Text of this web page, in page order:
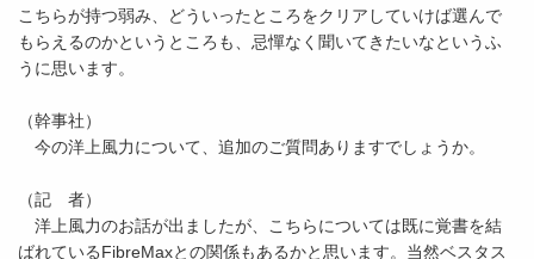
こちらが持つ弱み、どういったところをクリアしていけば選んで
もらえるのかというところも、忌憚なく聞いてきたいなというふ
うに思います。
（幹事社）
今の洋上風力について、追加のご質問ありますでしょうか。
（記 者）
洋上風力のお話が出ましたが、こちらについては既に覚書を結
ばれているFibreMaxとの関係もあるかと思います。当然ベスタス